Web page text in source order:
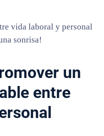
vida laboral y personal
sonrisa!
un
entre